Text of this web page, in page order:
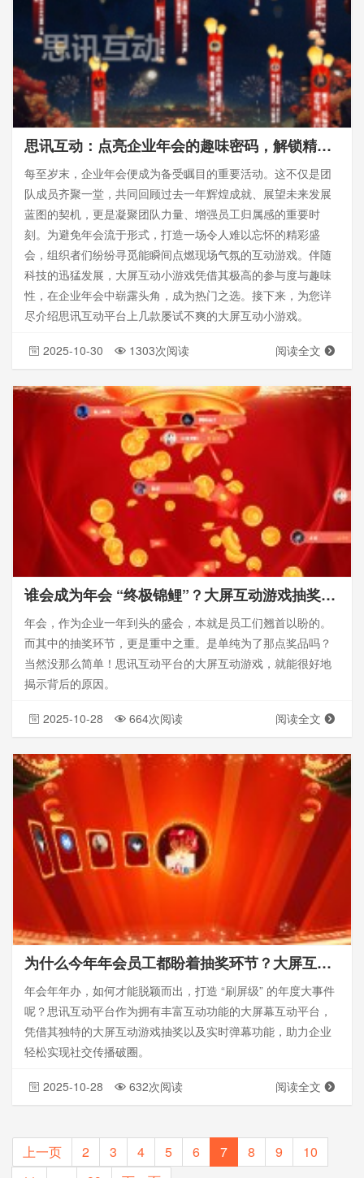
思讯互动：点亮企业年会的趣味密码，解锁精彩无限
每至岁末，企业年会便成为备受瞩目的重要活动。这不仅是团
队成员齐聚一堂，共同回顾过去一年辉煌成就、展望未来发展
蓝图的契机，更是凝聚团队力量、增强员工归属感的重要时
刻。为避免年会流于形式，打造一场令人难以忘怀的精彩盛
会，组织者们纷纷寻觅能瞬间点燃现场气氛的互动游戏。伴随
科技的迅猛发展，大屏互动小游戏凭借其极高的参与度与趣味
性，在企业年会中崭露头角，成为热门之选。接下来，为您详
尽介绍思讯互动平台上几款屡试不爽的大屏互动小游戏。
2025-10-30 1303次阅读 阅读全文
谁会成为年会 “终极锦鲤”？大屏互动游戏抽奖实时开奖，悬念拉满
年会，作为企业一年到头的盛会，本就是员工们翘首以盼的。
而其中的抽奖环节，更是重中之重。是单纯为了那点奖品吗？
当然没那么简单！思讯互动平台的大屏互动游戏，就能很好地
揭示背后的原因。
2025-10-28 664次阅读 阅读全文
为什么今年年会员工都盼着抽奖环节？大屏互动游戏给出答案
年会年年办，如何才能脱颖而出，打造 “刷屏级” 的年度大事件
呢？思讯互动平台作为拥有丰富互动功能的大屏幕互动平台，
凭借其独特的大屏互动游戏抽奖以及实时弹幕功能，助力企业
轻松实现社交传播破圈。
2025-10-28 632次阅读 阅读全文
上一页 2 3 4 5 6 7 8 9
10